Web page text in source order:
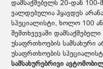
დამსაქმებელს 20-დან 100-
ვალდებულია ჰყავდეს
სპეციალისტი, ხოლო 100
შემთხვევაში
უსაფრთხოების სამსახური
უსაფრთხოების
სამსახურებრივი